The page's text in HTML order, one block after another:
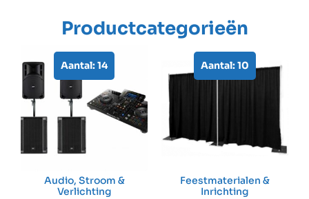
Productcategorieën
Aantal: 14
Audio, Stroom &
Verlichting
Aantal: 10
Feestmaterialen &
Inrichting